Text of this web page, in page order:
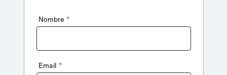
Nombre *
Email *